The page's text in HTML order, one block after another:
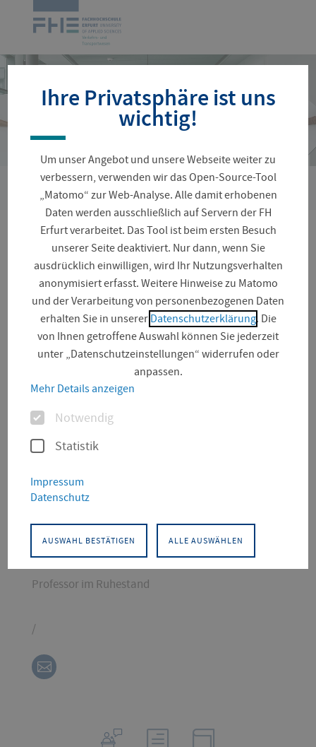
Zur
Navigation
überspringen
sind
hier:
Personenverzeichnis › Moritz, Heinz-Peter
Prof. Dr. jur. Dipl.-Soz.
Heinz-Peter Moritz
KONTAKT
externer Lehrbeauftragter für Zivil-, Arbeits- und
Sozialrecht
Professor im Ruhestand
/
Ihre Privatsphäre ist uns
wichtig!
Um unser Angebot und unsere Webseite weiter zu
verbessern, verwenden wir das Open-Source-Tool
„Matomo“ zur Web-Analyse. Alle damit erhobenen
Daten werden ausschließlich auf Servern der FH
Erfurt verarbeitet. Das Tool ist beim ersten Besuch
unserer Seite deaktiviert. Nur dann, wenn Sie
ausdrücklich einwilligen, wird Ihr Nutzungsverhalten
anonymisiert erfasst. Weitere Hinweise zu Matomo
und der Verarbeitung von personenbezogenen Daten
erhalten Sie in unserer Datenschutzerklärung. Die
von Ihnen getroffene Auswahl können Sie jederzeit
unter „Datenschutzeinstellungen“ widerrufen oder
anpassen.
Mehr Details anzeigen
OptionenNotwendig
Statistik
Impressum
Datenschutz
AUSWAHL BESTÄTIGEN ALLE AUSWÄHLEN